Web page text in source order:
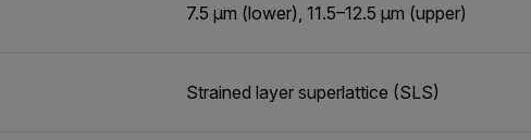
7.5 µm (lower), 11.5–12.5 µm (upper)
Strained layer superlattice (SLS)